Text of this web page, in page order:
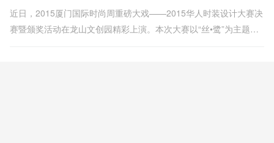
近日，2015厦门国际时尚周重磅大戏——2015华人时装设计大赛决
赛暨颁奖活动在龙山文创园精彩上演。本次大赛以“丝•鹭”为主题，